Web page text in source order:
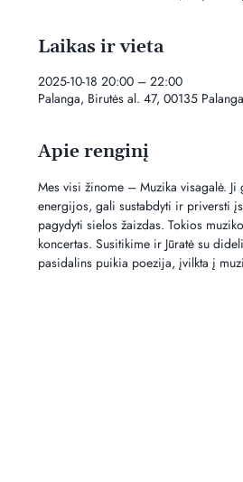
Laikas ir vieta
2025-10-18 20:00 – 22:00
Palanga, Birutės al. 47, 00135
Apie renginį
Mes visi žinome – Muzika visagalė. Ji
energijos, gali sustabdyti ir priversti
pagydyti sielos žaizdas. Tokios
koncertas. Susitikime ir Jūratė su
pasidalins puikia poezija, įvilkta į